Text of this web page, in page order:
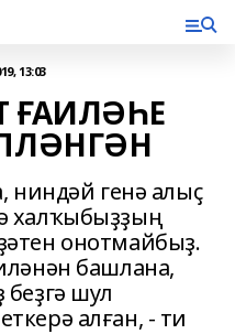
13:03
ниндәй генә алыҫ
халҡыбыҙҙың
онотмайбыҙ.
башлана,
беҙгә шул
алған, - ти